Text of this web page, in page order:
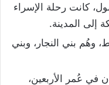
كانت رحلة الإسراء
إلى المدينة.
وهُم بني النجار، وبني
في عُمر الأربعين،